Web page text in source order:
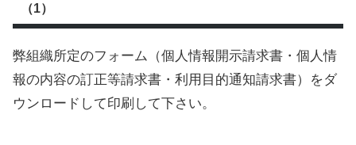
（1）
弊組織所定のフォーム（個人情報開示請求書・個人情
報の内容の訂正等請求書・利用目的通知請求書）をダ
ウンロードして印刷して下さい。